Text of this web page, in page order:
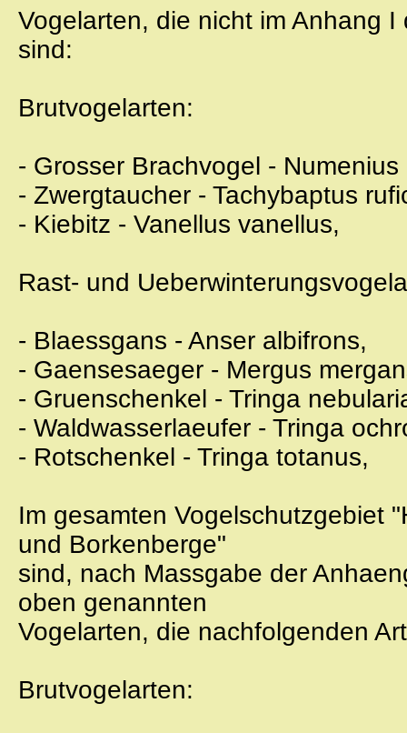
Vogelarten, die nicht im Anhang
sind:
Brutvogelarten:
- Grosser Brachvogel -
- Zwergtaucher - Tachybaptus
- Kiebitz - Vanellus vanellus,
Rast- und
- Blaessgans - Anser albifrons,
- Gaensesaeger - Mergus
- Gruenschenkel - Tringa
- Waldwasserlaeufer - Tringa
- Rotschenkel - Tringa totanus,
Im gesamten Vogelschutzgebiet
und Borkenberge"
sind, nach Massgabe der
oben genannten
Vogelarten, die nachfolgenden
Brutvogelarten: